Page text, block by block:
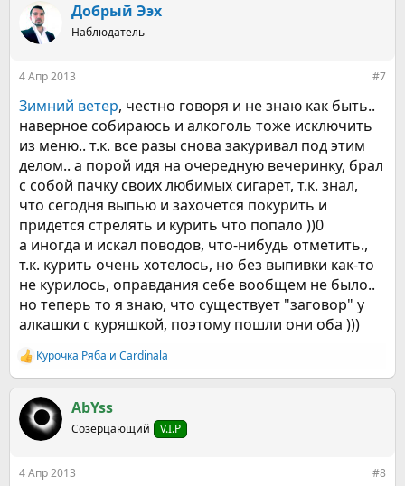
Добрый Ээх
Наблюдатель
4 Апр 2013 #7
Зимний ветер, честно говоря и не знаю как быть..
наверное собираюсь и алкоголь тоже исключить
из меню.. т.к. все разы снова закуривал под этим
делом.. а порой идя на очередную вечеринку, брал
с собой пачку своих любимых сигарет, т.к. знал,
что сегодня выпью и захочется покурить и
придется стрелять и курить что попало ))0
а иногда и искал поводов, что-нибудь отметить.,
т.к. курить очень хотелось, но без выпивки как-то
не курилось, оправдания себе вообщем не было..
но теперь то я знаю, что существует "заговор" у
алкашки с куряшкой, поэтому пошли они оба )))
Р
е
к
ц
и
Курочка Ряба и Cardinala
AbYss
Созерцающий V.I.P
4 Апр 2013 #8